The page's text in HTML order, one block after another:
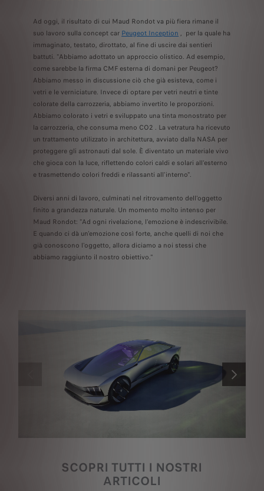
Ad oggi, il risultato di cui Maud Rondot va più fiera rimane il
suo lavoro sulla concept car Peugeot Inception , per la quale ha
immaginato, testato, dirottato, al fine di uscire dai sentieri
battuti. "Abbiamo adottato un approccio olistico. Ad esempio,
come sarebbe la firma CMF esterna di domani per Peugeot?
Abbiamo messo in discussione ciò che già esisteva, come i
vetri e le verniciature. Invece di optare per vetri neutri e tinte
colorate della carrozzeria, abbiamo invertito le proporzioni.
Abbiamo colorato i vetri e sviluppato una tinta monostrato per
la carrozzeria, che consuma meno CO2 . La vetratura ha ricevuto
un trattamento utilizzato in architettura, avviato dalla NASA per
proteggere gli astronauti dal sole. È diventato un materiale vivo
che gioca con la luce, riflettendo colori caldi e solari all'esterno
e trasmettendo colori freddi e rilassanti all'interno".
Diversi anni di lavoro, culminati nel ritrovamento dell'oggetto
finito a grandezza naturale. Un momento molto intenso per
Maud Rondot: "Ad ogni rivelazione, l'emozione è indescrivibile.
E quando ci dà un'emozione così forte, anche quelli di noi che
già conoscono l'oggetto, allora diciamo a noi stessi che
abbiamo raggiunto il nostro obiettivo."
PRECEDENTE
SCOPRI TUTTI I NOSTRI
ARTICOLI